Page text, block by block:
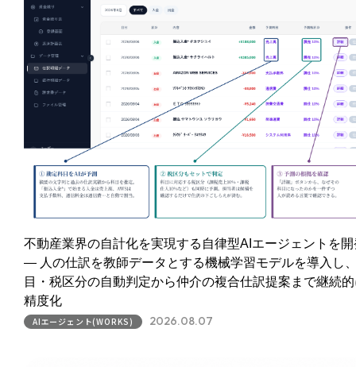
不動産業界の自計化を実現する自律型AIエージェントを開
― 人の仕訳を教師データとする機械学習モデルを導入し
目・税区分の自動判定から仲介の複合仕訳提案まで継続
精度化
AIエージェント(WORKS) 2026.08.07